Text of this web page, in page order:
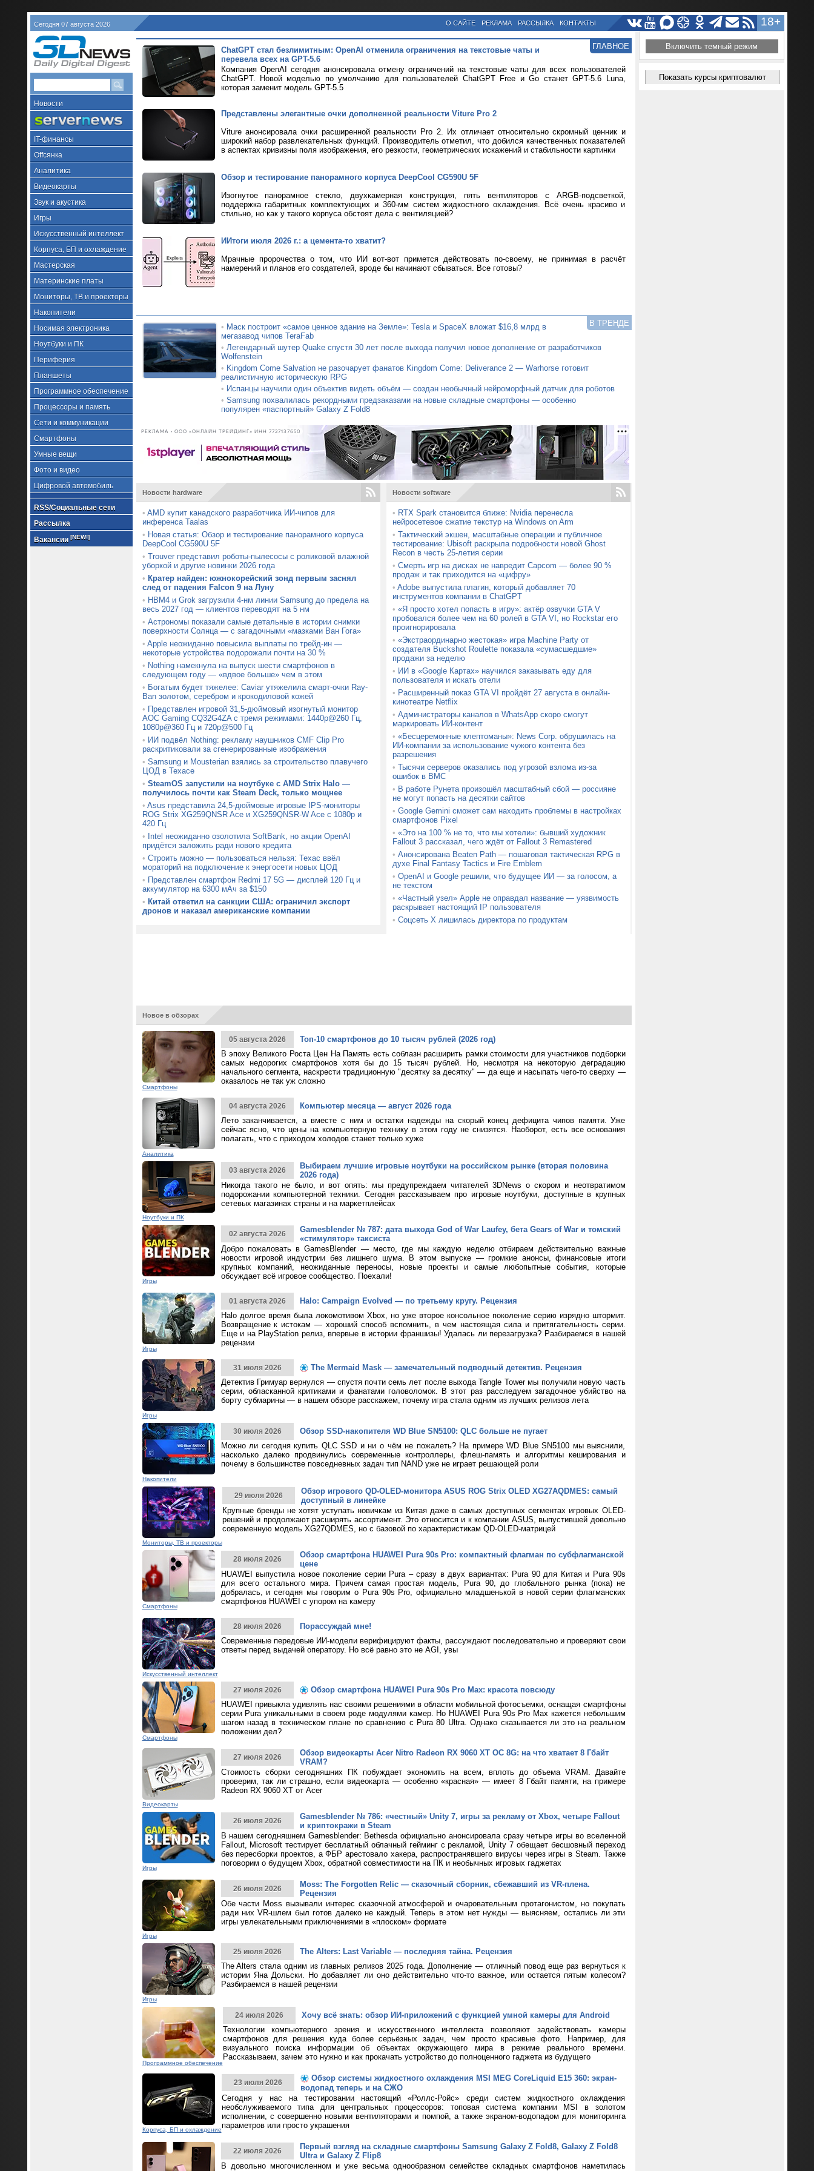
Сегодня 07 августа 2026 18+
О САЙТЕ РЕКЛАМА РАССЫЛКА КОНТАКТЫ
Новости
IT-финансы
Offсянка
Аналитика
Видеокарты
Звук и акустика
Игры
Искусственный интеллект
Корпуса, БП и охлаждение
Мастерская
Материнские платы
Мониторы, ТВ и проекторы
Накопители
Носимая электроника
Ноутбуки и ПК
Периферия
Планшеты
Программное обеспечение
Процессоры и память
Сети и коммуникации
Смартфоны
Умные вещи
Фото и видео
Цифровой автомобиль
RSS/Социальные сети
Рассылка
Вакансии [NEW!]
ГЛАВНОЕ
ChatGPT стал безлимитным: OpenAI отменила ограничения на текстовые чаты и
перевела всех на GPT-5.6
Компания OpenAI сегодня анонсировала отмену ограничений на текстовые чаты для всех пользователей
ChatGPT. Новой моделью по умолчанию для пользователей ChatGPT Free и Go станет GPT-5.6 Luna,
которая заменит модель GPT-5.5
Представлены элегантные очки дополненной реальности Viture Pro 2
Viture анонсировала очки расширенной реальности Pro 2. Их отличает относительно скромный ценник и
широкий набор развлекательных функций. Производитель отметил, что добился качественных показателей
в аспектах кривизны поля изображения, его резкости, геометрических искажений и стабильности картинки
Обзор и тестирование панорамного корпуса DeepCool CG590U 5F
Изогнутое панорамное стекло, двухкамерная конструкция, пять вентиляторов с ARGB-подсветкой,
поддержка габаритных комплектующих и 360-мм систем жидкостного охлаждения. Всё очень красиво и
стильно, но как у такого корпуса обстоят дела с вентиляцией?
ИИтоги июля 2026 г.: а цемента-то хватит?
Мрачные пророчества о том, что ИИ вот-вот примется действовать по-своему, не принимая в расчёт
намерений и планов его создателей, вроде бы начинают сбываться. Все готовы?
В ТРЕНДЕ
• Маск построит «самое ценное здание на Земле»: Tesla и SpaceX вложат $16,8 млрд в
мегазавод чипов TeraFab
• Легендарный шутер Quake спустя 30 лет после выхода получил новое дополнение от разработчиков
Wolfenstein
• Kingdom Come Salvation не разочарует фанатов Kingdom Come: Deliverance 2 — Warhorse готовит
реалистичную историческую RPG
• Испанцы научили один объектив видеть объём — создан необычный нейроморфный датчик для роботов
• Samsung похвалилась рекордными предзаказами на новые складные смартфоны — особенно
популярен «паспортный» Galaxy Z Fold8
РЕКЛАМА • ООО «ОНЛАЙН ТРЕЙДИНГ» ИНН 7727137650
Новости hardware
• AMD купит канадского разработчика ИИ-чипов для
инференса Taalas
• Новая статья: Обзор и тестирование панорамного корпуса
DeepCool CG590U 5F
• Trouver представил роботы-пылесосы с роликовой влажной
уборкой и другие новинки 2026 года
• Кратер найден: южнокорейский зонд первым заснял
след от падения Falcon 9 на Луну
• HBM4 и Grok загрузили 4-нм линии Samsung до предела на
весь 2027 год — клиентов переводят на 5 нм
• Астрономы показали самые детальные в истории снимки
поверхности Солнца — с загадочными «мазками Ван Гога»
• Apple неожиданно повысила выплаты по трейд-ин —
некоторые устройства подорожали почти на 30 %
• Nothing намекнула на выпуск шести смартфонов в
следующем году — «вдвое больше» чем в этом
• Богатым будет тяжелее: Caviar утяжелила смарт-очки Ray-
Ban золотом, серебром и крокодиловой кожей
• Представлен игровой 31,5-дюймовый изогнутый монитор
AOC Gaming CQ32G4ZA с тремя режимами: 1440p@260 Гц,
1080p@360 Гц и 720p@500 Гц
• ИИ подвёл Nothing: рекламу наушников CMF Clip Pro
раскритиковали за сгенерированные изображения
• Samsung и Mousterian взялись за строительство плавучего
ЦОД в Техасе
• SteamOS запустили на ноутбуке с AMD Strix Halo —
получилось почти как Steam Deck, только мощнее
• Asus представила 24,5-дюймовые игровые IPS-мониторы
ROG Strix XG259QNSR Ace и XG259QNSR-W Ace с 1080p и
420 Гц
• Intel неожиданно озолотила SoftBank, но акции OpenAI
придётся заложить ради нового кредита
• Строить можно — пользоваться нельзя: Техас ввёл
мораторий на подключение к энергосети новых ЦОД
• Представлен смартфон Redmi 17 5G — дисплей 120 Гц и
аккумулятор на 6300 мАч за $150
• Китай ответил на санкции США: ограничил экспорт
дронов и наказал американские компании
Новости software
• RTX Spark становится ближе: Nvidia перенесла
нейросетевое сжатие текстур на Windows on Arm
• Тактический экшен, масштабные операции и публичное
тестирование: Ubisoft раскрыла подробности новой Ghost
Recon в честь 25-летия серии
• Смерть игр на дисках не навредит Capcom — более 90 %
продаж и так приходится на «цифру»
• Adobe выпустила плагин, который добавляет 70
инструментов компании в ChatGPT
• «Я просто хотел попасть в игру»: актёр озвучки GTA V
пробовался более чем на 60 ролей в GTA VI, но Rockstar его
проигнорировала
• «Экстраординарно жестокая» игра Machine Party от
создателя Buckshot Roulette показала «сумасшедшие»
продажи за неделю
• ИИ в «Google Картах» научился заказывать еду для
пользователя и искать отели
• Расширенный показ GTA VI пройдёт 27 августа в онлайн-
кинотеатре Netflix
• Администраторы каналов в WhatsApp скоро смогут
маркировать ИИ-контент
• «Бесцеремонные клептоманы»: News Corp. обрушилась на
ИИ-компании за использование чужого контента без
разрешения
• Тысячи серверов оказались под угрозой взлома из-за
ошибок в BMC
• В работе Рунета произошёл масштабный сбой — россияне
не могут попасть на десятки сайтов
• Google Gemini сможет сам находить проблемы в настройках
смартфонов Pixel
• «Это на 100 % не то, что мы хотели»: бывший художник
Fallout 3 рассказал, чего ждёт от Fallout 3 Remastered
• Анонсирована Beaten Path — пошаговая тактическая RPG в
духе Final Fantasy Tactics и Fire Emblem
• OpenAI и Google решили, что будущее ИИ — за голосом, а
не текстом
• «Частный узел» Apple не оправдал название — уязвимость
раскрывает настоящий IP пользователя
• Соцсеть X лишилась директора по продуктам
Новое в обзорах
Смартфоны
05 августа 2026
Топ-10 смартфонов до 10 тысяч рублей (2026 год)
В эпоху Великого Роста Цен На Память есть соблазн расширить рамки стоимости для участников подборки
самых недорогих смартфонов хотя бы до 15 тысяч рублей. Но, несмотря на некоторую деградацию
начального сегмента, наскрести традиционную "десятку за десятку" — да еще и насыпать чего-то сверху —
оказалось не так уж сложно
Аналитика
04 августа 2026
Компьютер месяца — август 2026 года
Лето заканчивается, а вместе с ним и остатки надежды на скорый конец дефицита чипов памяти. Уже
сейчас ясно, что цены на компьютерную технику в этом году не снизятся. Наоборот, есть все основания
полагать, что с приходом холодов станет только хуже
Ноутбуки и ПК
03 августа 2026
Выбираем лучшие игровые ноутбуки на российском рынке (вторая половина
2026 года)
Никогда такого не было, и вот опять: мы предупреждаем читателей 3DNews о скором и неотвратимом
подорожании компьютерной техники. Сегодня рассказываем про игровые ноутбуки, доступные в крупных
сетевых магазинах страны и на маркетплейсах
Игры
02 августа 2026
Gamesblender № 787: дата выхода God of War Laufey, бета Gears of War и томский
«стимулятор» таксиста
Добро пожаловать в GamesBlender — место, где мы каждую неделю отбираем действительно важные
новости игровой индустрии без лишнего шума. В этом выпуске — громкие анонсы, финансовые итоги
крупных компаний, неожиданные переносы, новые проекты и самые любопытные события, которые
обсуждает всё игровое сообщество. Поехали!
Игры
01 августа 2026
Halo: Campaign Evolved — по третьему кругу. Рецензия
Halo долгое время была локомотивом Xbox, но уже второе консольное поколение серию изрядно штормит.
Возвращение к истокам — хороший способ вспомнить, в чем настоящая сила и притягательность серии.
Еще и на PlayStation релиз, впервые в истории франшизы! Удалась ли перезагрузка? Разбираемся в нашей
рецензии
Игры
31 июля 2026
The Mermaid Mask — замечательный подводный детектив. Рецензия
Детектив Гримуар вернулся — спустя почти семь лет после выхода Tangle Tower мы получили новую часть
серии, обласканной критиками и фанатами головоломок. В этот раз расследуем загадочное убийство на
борту субмарины — в нашем обзоре расскажем, почему игра стала одним из лучших релизов лета
Накопители
30 июля 2026
Обзор SSD-накопителя WD Blue SN5100: QLC больше не пугает
Можно ли сегодня купить QLC SSD и ни о чём не пожалеть? На примере WD Blue SN5100 мы выяснили,
насколько далеко продвинулись современные контроллеры, флеш-память и алгоритмы кеширования и
почему в большинстве повседневных задач тип NAND уже не играет решающей роли
Мониторы, ТВ и проекторы
29 июля 2026
Обзор игрового QD-OLED-монитора ASUS ROG Strix OLED XG27AQDMES: самый
доступный в линейке
Крупные бренды не хотят уступать новичкам из Китая даже в самых доступных сегментах игровых OLED-
решений и продолжают расширять ассортимент. Это относится и к компании ASUS, выпустившей довольно
современную модель XG27QDMES, но с базовой по характеристикам QD-OLED-матрицей
Смартфоны
28 июля 2026
Обзор смартфона HUAWEI Pura 90s Pro: компактный флагман по субфлагманской
цене
HUAWEI выпустила новое поколение серии Pura – сразу в двух вариантах: Pura 90 для Китая и Pura 90s
для всего остального мира. Причем самая простая модель, Pura 90, до глобального рынка (пока) не
добралась, и сегодня мы говорим о Pura 90s Pro, официально младшенькой в новой серии флагманских
смартфонов HUAWEI с упором на камеру
Искусственный интеллект
28 июля 2026
Порассуждай мне!
Современные передовые ИИ-модели верифицируют факты, рассуждают последовательно и проверяют свои
ответы перед выдачей оператору. Но всё равно это не AGI, увы
Смартфоны
27 июля 2026
Обзор смартфона HUAWEI Pura 90s Pro Max: красота повсюду
HUAWEI привыкла удивлять нас своими решениями в области мобильной фотосъемки, оснащая смартфоны
серии Pura уникальными в своем роде модулями камер. Но HUAWEI Pura 90s Pro Max кажется небольшим
шагом назад в техническом плане по сравнению с Pura 80 Ultra. Однако сказывается ли это на реальном
положении дел?
Видеокарты
27 июля 2026
Обзор видеокарты Acer Nitro Radeon RX 9060 XT OC 8G: на что хватает 8 Гбайт
VRAM?
Стоимость сборки сегодняшних ПК побуждает экономить на всем, вплоть до объема VRAM. Давайте
проверим, так ли страшно, если видеокарта — особенно «красная» — имеет 8 Гбайт памяти, на примере
Radeon RX 9060 XT от Acer
Игры
26 июля 2026
Gamesblender № 786: «честный» Unity 7, игры за рекламу от Xbox, четыре Fallout
и криптокражи в Steam
В нашем сегодняшнем Gamesblender: Bethesda официально анонсировала сразу четыре игры во вселенной
Fallout, Microsoft тестирует бесплатный облачный гейминг с рекламой, Unity 7 обещает бесшовный переход
без пересборки проектов, а ФБР арестовало хакера, распространявшего вирусы через игры в Steam. Также
поговорим о будущем Xbox, обратной совместимости на ПК и необычных игровых гаджетах
Игры
26 июля 2026
Moss: The Forgotten Relic — сказочный сборник, сбежавший из VR-плена.
Рецензия
Обе части Moss вызывали интерес сказочной атмосферой и очаровательным протагонистом, но покупать
ради них VR-шлем был готов далеко не каждый. Теперь в этом нет нужды — выясняем, остались ли эти
игры увлекательными приключениями в «плоском» формате
Игры
25 июля 2026
The Alters: Last Variable — последняя тайна. Рецензия
The Alters стала одним из главных релизов 2025 года. Дополнение — отличный повод еще раз вернуться к
истории Яна Дольски. Но добавляет ли оно действительно что-то важное, или остается пятым колесом?
Разбираемся в нашей рецензии
Программное обеспечение
24 июля 2026
Хочу всё знать: обзор ИИ-приложений с функцией умной камеры для Android
Технологии компьютерного зрения и искусственного интеллекта позволяют задействовать камеры
смартфонов для решения куда более серьёзных задач, чем просто красивые фото. Например, для
визуального поиска информации об объектах окружающего мира в режиме реального времени.
Рассказываем, зачем это нужно и как прокачать устройство до полноценного гаджета из будущего
Корпуса, БП и охлаждение
23 июля 2026
Обзор системы жидкостного охлаждения MSI MEG CoreLiquid E15 360: экран-
водопад теперь и на СЖО
Сегодня у нас на тестировании настоящий «Роллс-Ройс» среди систем жидкостного охлаждения
необслуживаемого типа для центральных процессоров: топовая система компании MSI в золотом
исполнении, с совершенно новыми вентиляторами и помпой, а также экраном-водопадом для мониторинга
параметров или просто украшения
22 июля 2026
Первый взгляд на складные смартфоны Samsung Galaxy Z Fold8, Galaxy Z Fold8
Ultra и Galaxy Z Flip8
В довольно многочисленном и уже весьма однообразном семействе складных смартфонов наметилась
Включить темный режим
Показать курсы криптовалют